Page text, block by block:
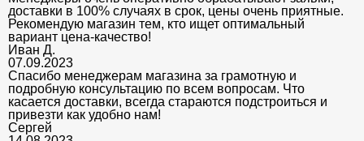
доставки в 100% случаях в срок, цены очень приятные.
Рекомендую магазин тем, кто ищет оптимальный
вариант цена-качество!
Иван Д.
07.09.2023
Спасибо менеджерам магазина за грамотную и
подробную консультацию по всем вопросам. Что
касается доставки, всегда стараются подстроиться и
привезти как удобно нам!
Сергей